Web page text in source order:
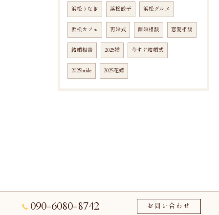
浜松うなぎ 浜松餃子 浜松グルメ
浜松カフェ 再婚式 離婚相談 恋愛相談
結婚相談 2025婚 今すぐ結婚式
2025bride 2025花嫁
090-6080-8742 お問い合わせ